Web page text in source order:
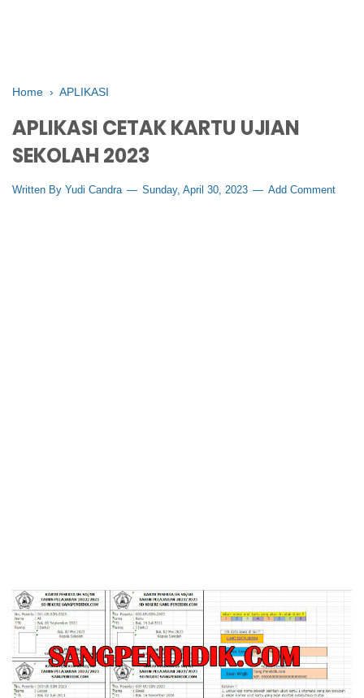
Home › APLIKASI
APLIKASI CETAK KARTU UJIAN
SEKOLAH 2023
Written By Yudi Candra Sunday, April 30, 2023 Add Comment